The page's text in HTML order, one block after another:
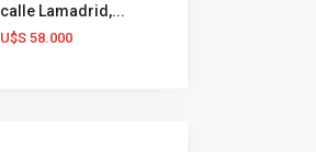
calle Lamadrid,...
U$S 58.000